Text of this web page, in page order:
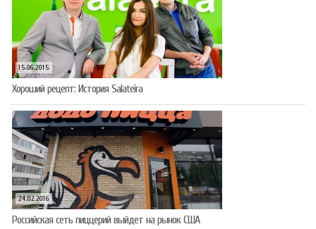
15.06.2015
Хороший рецепт: История Salateira
24.02.2016
Российская сеть пиццерий выйдет на рынок США